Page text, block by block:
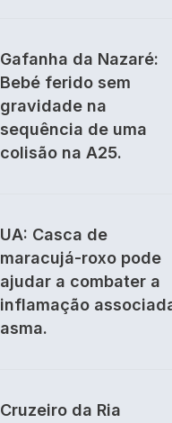
Gafanha da Nazaré:
Bebé ferido sem
gravidade na
sequência de uma
colisão na A25.
UA: Casca de
maracujá-roxo pode
ajudar a combater a
inflamação
asma.
Cruzeiro da Ria